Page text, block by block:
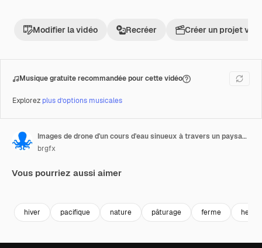
Modifier la vidéo Recréer Créer un projet
Musique gratuite recommandée pour cette vidéo
Explorez plus d’options musicales
Images de drone d'un cours d'eau sinueux à travers un paysage rural australien.
brgfx
Vous pourriez aussi aimer
hiver pacifique nature pâturage ferme herbe